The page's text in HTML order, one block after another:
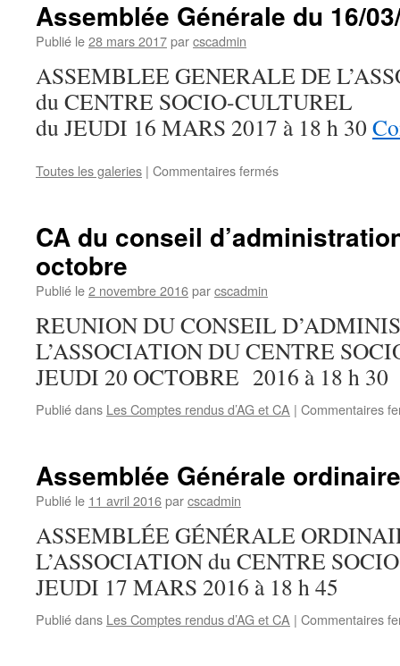
du
Assemblée Générale du 16/
Publié le28 mars 2017parcscadmin
ASSEMBLEE GENERALE DE
du CENTRE SOCIO-CULTUREL
du JEUDI 16 MARS 2017 à 18 h 30
Toutes les galeries | Commentaires ferméssur
16/03/2017
CA du conseil
octobre
Publié le2 novembre 2016parcscadmin
REUNION DU CONSEIL
L’ASSOCIATION DU CENTRE
JEUDI 20 OCTOBRE 2016 à 18 h
Publié dans Les Comptes rendus d’AG et CA | Commentaires
Assemblée Générale
Publié le 11 avril 2016parcscadmin
ASSEMBLÉE GÉNÉRALE
L’ASSOCIATION du CENTRE
JEUDI 17 MARS 2016 à 18 h 45
Publié dans Les Comptes rendus d’AG et CA | Commentaires